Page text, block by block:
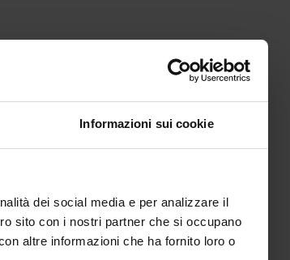
Informazioni sui cookie
dei social media e per analizzare il
sito con i nostri partner che si occupano
altre informazioni che ha fornito loro o